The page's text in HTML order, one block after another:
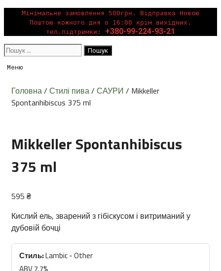
Перейти
вмісту
Мінімальне замовлення 500грн. Відправка Новою
Поштою кожного дня о 16:00 крім вихідних.
тел.підтримки:
+380-99-224-93-21
Пошук:
Меню
Головна/ Стилі пива/ САУРИ / Mikkeller
Spontanhibiscus 375 ml
Mikkeller Spontanhibiscus
375 ml
595 ₴
Кислий ель, зварений з гібіскусом і витриманий у
дубовій бочці
Стиль:Lambic - Other
ABV 7.7%